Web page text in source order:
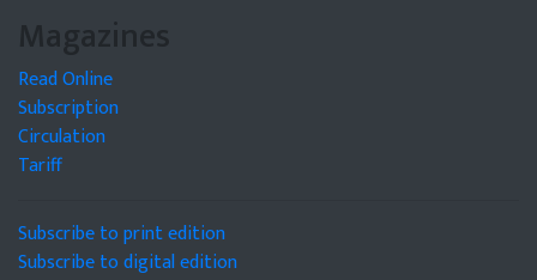
Magazines
Read Online
Subscription
Circulation
Tariff
Subscribe to print edition
Subscribe to digital edition